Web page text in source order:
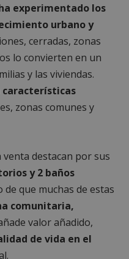
experimentado los
urbano y
cerradas, zonas
lo convierten en un
y las viviendas.
características
zonas comunes y
destacan por sus
y 2 baños
de que muchas de estas
comunitaria,
valor añadido,
de vida en el